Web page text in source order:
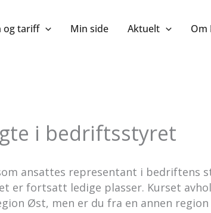
og tariff Min side Aktuelt Om
i bedriftsstyret
ansattes representant i bedriftens
er fortsatt ledige plasser. Kurset
Øst, men er du fra en annen